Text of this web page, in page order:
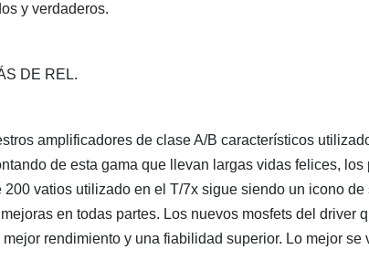
y verdaderos.
DE REL.
amplificadores de clase A/B característicos
de esta gama que llevan largas vidas felices,
200 vatios utilizado en el T/7x sigue siendo un icono
en todas partes. Los nuevos mosfets del
rendimiento y una fiabilidad superior. Lo mejor se